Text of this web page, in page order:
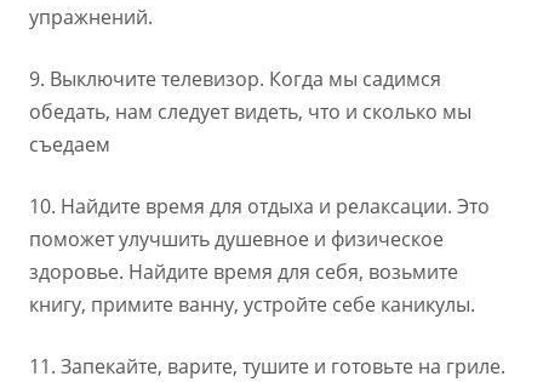
упражнений.
9. Выключите телевизор. Когда мы садимся
обедать, нам следует видеть, что и сколько мы
съедаем
10. Найдите время для отдыха и релаксации. Это
поможет улучшить душевное и физическое
здоровье. Найдите время для себя, возьмите
книгу, примите ванну, устройте себе каникулы.
11. Запекайте, варите, тушите и готовьте на гриле.